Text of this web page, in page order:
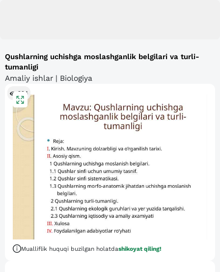
Qushlarning uchishga moslashganlik belgilari va turli-
tumanligi
Amaliy ishlar | Biologiya
224
Mualliflik huquqi buzilgan holatdashikoyat qiling!